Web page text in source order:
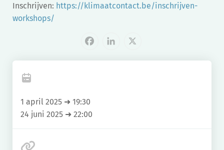
Inschrijven: https://klimaatcontact.be/inschrijven-
workshops/
Facebook
LinkedIn
X
1 april 2025 ➜ 19:30
24 juni 2025 ➜ 22:00